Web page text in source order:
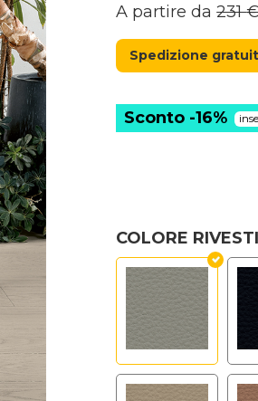
A partire da231
Spedizione
Sconto -16%
COLORE